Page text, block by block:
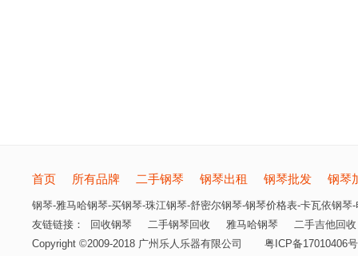
首页 所有品牌 二手钢琴 钢琴出租 钢琴批发 钢琴
钢琴-雅马哈钢琴-买钢琴-珠江钢琴-舒密尔钢琴-钢琴价格表-卡瓦依钢琴
友链链接：
回收钢琴 二手钢琴回收 雅马哈钢琴
二手吉他回收
Copyright ©2009-2018 广州乐人乐器有限公司
粤ICP备17010406